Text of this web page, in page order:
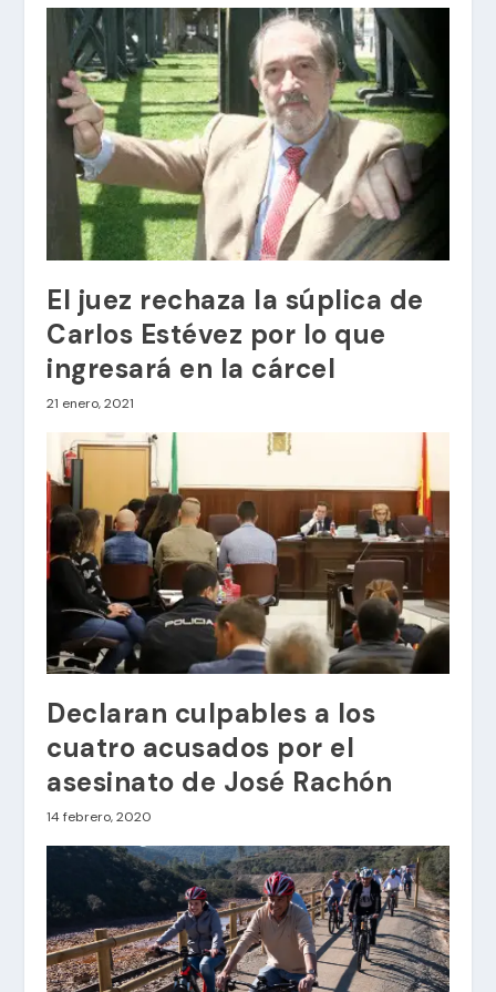
El juez rechaza la súplica de
Carlos Estévez por lo que
ingresará en la cárcel
21 enero, 2021
Declaran culpables a los
cuatro acusados por el
asesinato de José Rachón
14 febrero, 2020